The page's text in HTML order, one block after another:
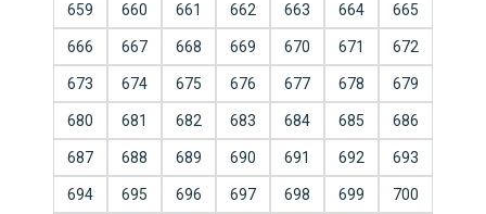
659 660 661 662 663 664 665
666 667 668 669 670 671 672
673 674 675 676 677 678 679
680 681 682 683 684 685 686
687 688 689 690 691 692 693
694 695 696 697 698 699 700